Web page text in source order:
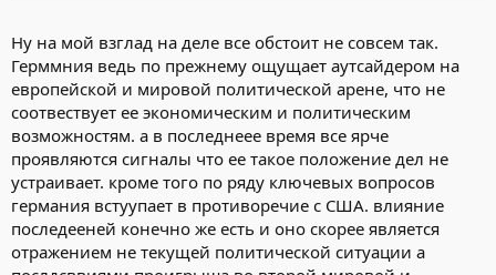
Ну на мой взглад на деле все обстоит не совсем так.
Герммния ведь по прежнему ощущает аутсайдером на
европейской и мировой политической арене, что не
соотвествует ее экономическим и политическим
возможностям. а в последнеее время все ярче
проявляются сигналы что ее такое положение дел не
устраивает. кроме того по ряду ключевых вопросов
германия встуупает в противоречие с США. влияние
последееней конечно же есть и оно скорее является
отражением не текущей политической ситуации а